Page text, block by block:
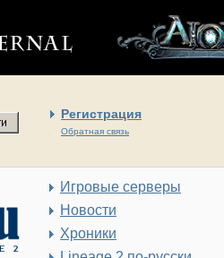
Регистрация
Обратная связь
Игровые серверы
Новости
Хроники